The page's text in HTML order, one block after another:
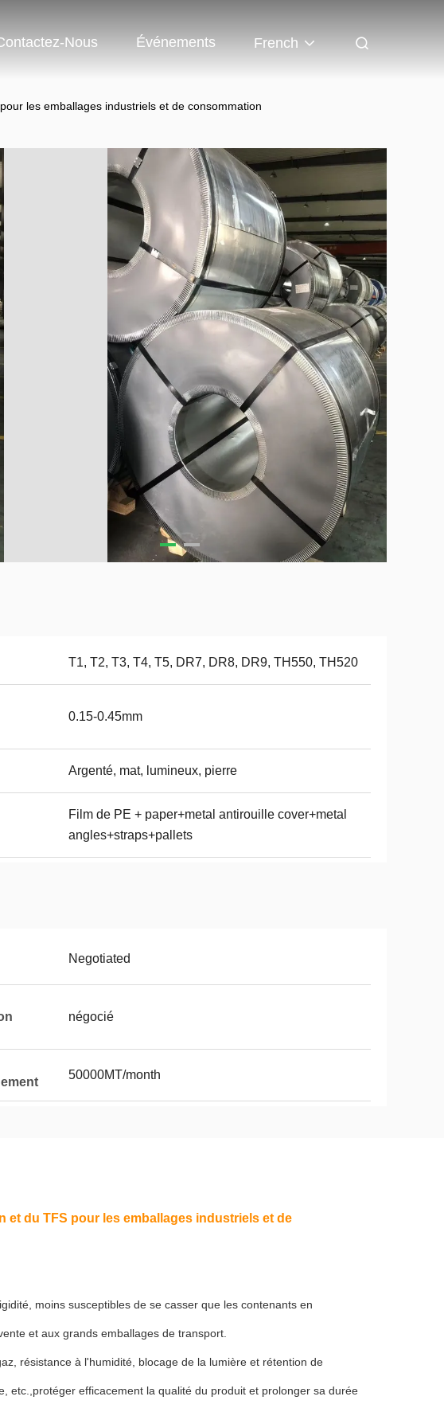
Nous Événements French
les emballages industriels et de consommation
T1, T2, T3, T4, T5, DR7, DR8, DR9, TH550, TH520
0.15-0.45mm
Argenté, mat, lumineux, pierre
Film de PE + paper+metal antirouille cover+metal
angles+straps+pallets
Negotiated
négocié
50000MT/month
et du TFS pour les emballages industriels et de
moins susceptibles de se casser que les contenants en
et aux grands emballages de transport.
résistance à l'humidité, blocage de la lumière et rétention de
etc.,protéger efficacement la qualité du produit et prolonger sa durée